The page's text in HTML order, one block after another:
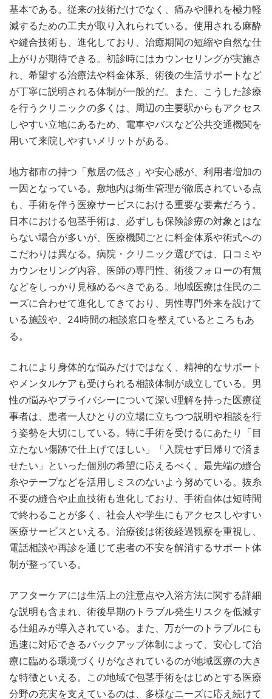
基本である。従来の技術だけでなく、痛みや腫れを極力軽
減するための工夫が取り入れられている。使用される麻酔
や縫合技術も、進化しており、治癒期間の短縮や自然な仕
上がりが期待できる。初診時にはカウンセリングが実施さ
れ、希望する治療法や料金体系、術後の生活サポートなど
が丁寧に説明される体制が一般的だ。また、こうした診療
を行うクリニックの多くは、周辺の主要駅からもアクセス
しやすい立地にあるため、電車やバスなど公共交通機関を
用いて来院しやすいメリットがある。
地方都市の持つ「敷居の低さ」や安心感が、利用者増加の
一因となっている。敷地内は衛生管理が徹底されている点
も、手術を伴う医療サービスにおける重要な要素だろう。
日本における包茎手術は、必ずしも保険診療の対象とはな
らない場合が多いが、医療機関ごとに料金体系や術式への
こだわりは異なる。病院・クリニック選びでは、口コミや
カウンセリング内容、医師の専門性、術後フォローの有無
などをしっかり見極めるべきである。地域医療は住民のニ
ーズに合わせて進化してきており、男性専門外来を設けて
いる施設や、24時間の相談窓口を整えているところもあ
る。
これにより身体的な悩みだけではなく、精神的なサポート
やメンタルケアも受けられる相談体制が成立している。男
性の悩みやプライバシーについて深い理解を持った医療従
事者は、患者一人ひとりの立場に立ちつつ説明や相談を行
う姿勢を大切にしている。特に手術を受けるにあたり「目
立たない傷跡で仕上げてほしい」「入院せず日帰りで済ま
せたい」といった個別の希望に応えるべく、最先端の縫合
糸やテープなどを活用しミスのないよう努めている。抜糸
不要の縫合や止血技術も進化しており、手術自体は短時間
で終わることが多く、社会人や学生にもアクセスしやすい
医療サービスといえる。治療後は術後経過観察を重視し、
電話相談や再診を通じて患者の不安を解消するサポート体
制が整っている。
アフターケアには生活上の注意点や入浴方法に関する詳細
な説明も含まれ、術後早期のトラブル発生リスクを低減す
る仕組みが導入されている。また、万が一のトラブルにも
迅速に対応できるバックアップ体制によって、安心して治
療に臨める環境づくりがなされているのが地域医療の大き
な特徴といえる。この地域で包茎手術をはじめとする医療
分野の充実を支えているのは、多様なニーズに応え続けて